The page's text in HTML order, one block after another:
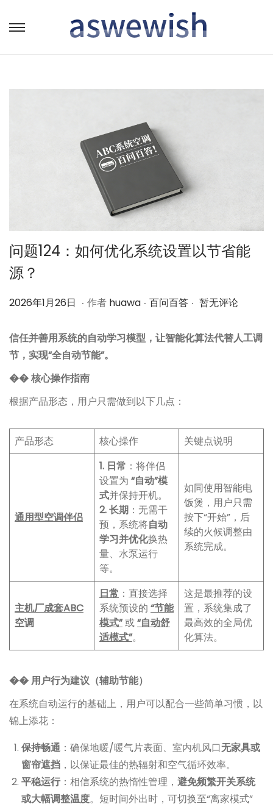
转
航
跳
容
问题124：如何优化系统设置以节省能
源？
作
2026年1月26日 2
2
6
年
1
月
日
. 作者 huawa . 作
百问百答 . 暂无评论
信任并善用系统的自动学习模型，让智能化算法代替人工调
节，实现“全自动节能”。
�� 核心操作指南
根据产品形态，用户只需做到以下几点：
产品形态 核心操作 关键点说明
通用型空调伴侣
1. 日常 ：将伴侣
设置为 “自动”模
式并保持开机。
2. 长期 ：无需干
预，系统将自动
学习并优化换热
量、水泵运行
等。
如同使用智能电
饭煲，用户只需
按下“开始”，后
续的火候调整由
系统完成。
主机厂成套ABC
空调
日常 ：直接选择
系统预设的 “节能
模式”或“自动舒
适模式”。
这是最推荐的设
置，系统集成了
最高效的全局优
化算法。
�� 用户行为建议（辅助节能）
在系统自动运行的基础上，用户可以配合一些简单习惯，以
锦上添花：
保持畅通 ：确保地暖/暖气片表面、室内机风口无家具或
窗帘遮挡 ，以保证最佳的热辐射和空气循环效率。
平稳运行：相信系统的热惰性管理， 避免频繁开关系统
或大幅调整温度。短时间外出时，可切换至“离家模式”